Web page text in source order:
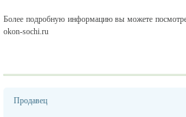
Более подробную информацию вы можете
okon-sochi.ru
Продавец